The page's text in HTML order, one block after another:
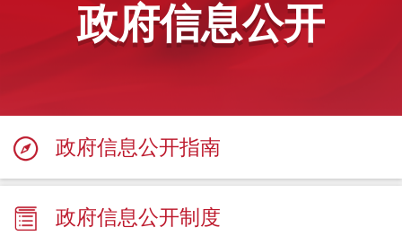
政府信息公开
政府信息公开指南
政府信息公开制度